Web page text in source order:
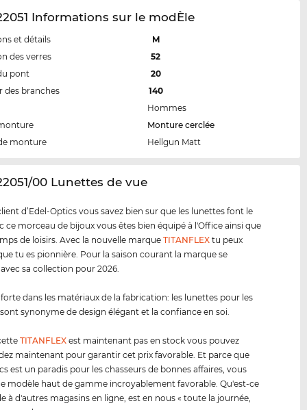
Informations sur le modÈle
et détails
M
des verres
52
pont
20
des branches
140
Hommes
Monture cerclée
monture
Hellgun Matt
00 Lunettes de vue
d’Edel-Optics vous savez bien sur que les lunettes font le
ce morceau de bijoux vous êtes bien équipé à l'Office ainsi que
de loisirs. Avec la nouvelle marqueTITANFLEX tu peux
tu es pionnière. Pour la saison courant la marque se
sa collection pour 2026.
dans les matériaux de la fabrication: les lunettes pour les
sont synonyme de design élégant et la confiance en soi.
TITANFLEX est maintenant pas en stock vous pouvez
maintenant pour garantir cet prix favorable. Et parce que
est un paradis pour les chasseurs de bonnes affaires, vous
modèle haut de gamme incroyablement favorable. Qu'est-ce
à d'autres magasins en ligne, est en nous « toute la journée,